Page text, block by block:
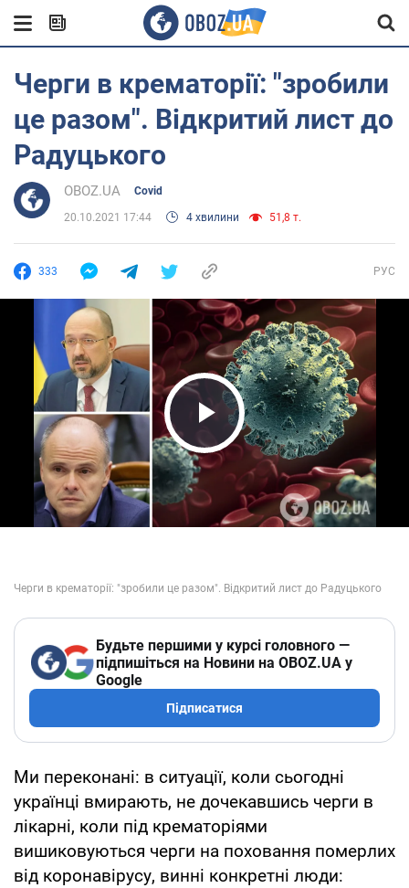
Черги в крематорії: "зробили
це разом". Відкритий лист до
Радуцького
OBOZ.UA Covid
20.10.2021 17:44 4 хвилини 51,8 т.
333 РУС
Play Video
Будьте першими у курсі головного —
підпишіться на Новини на OBOZ.UA у
Google
Підписатися
Ми переконані: в ситуації, коли сьогодні
українці вмирають, не дочекавшись черги в
лікарні, коли під крематоріями
вишиковуються черги на поховання померлих
від коронавірусу, винні конкретні люди: